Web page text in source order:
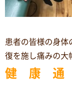
患者の皆様の身体
復を施し痛みの大
健 康 通